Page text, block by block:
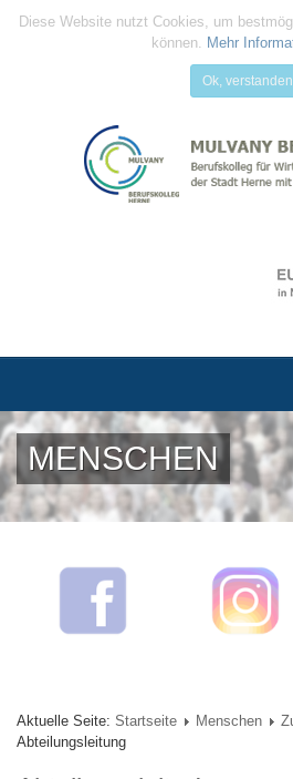
Diese Website nutzt Cookies, um
können. Mehr
Ok, verstanden
MENSCHEN
Aktuelle Seite: Startseite Menschen
Abteilungsleitung